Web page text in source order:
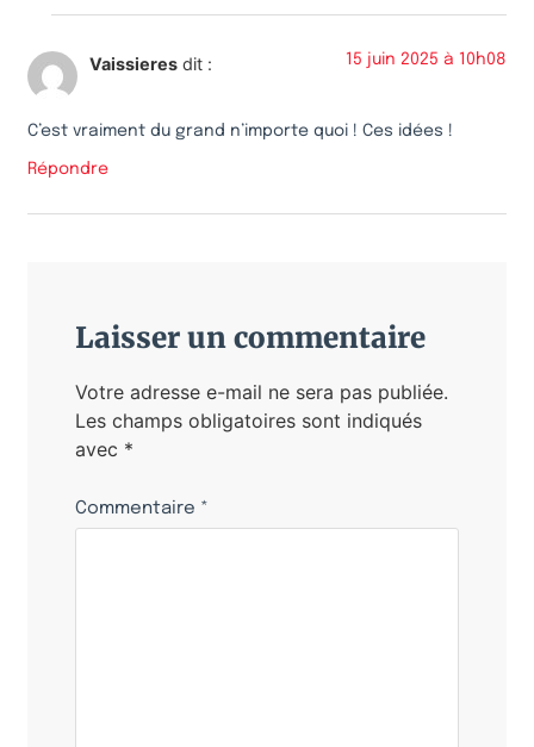
Vaissieres dit : 15 juin 2025 à 10h08
C’est vraiment du grand n’importe quoi ! Ces idées !
Répondre
Laisser un commentaire
Votre adresse e-mail ne sera pas publiée.
Les champs obligatoires sont indiqués
avec *
Commentaire *